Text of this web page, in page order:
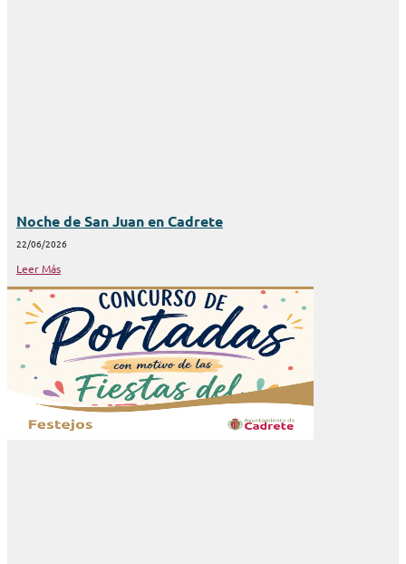
Noche de San Juan en Cadrete
22/06/2026
Leer Más